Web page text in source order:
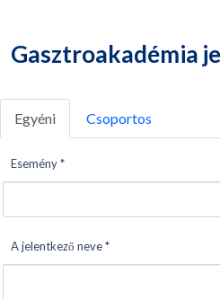
Gasztroakadémia
Egyéni Csoportos
Esemény *
A jelentkező neve *